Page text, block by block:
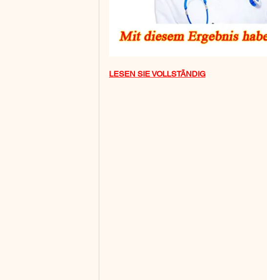
LESEN SIE VOLLSTÄNDIG